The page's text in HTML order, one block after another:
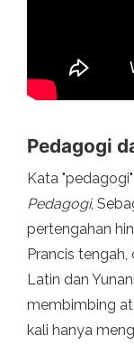
Pedagogi
Kata
Pedagogi,
pertengahan
Prancis
Latin dan
membimbing
kali hanya